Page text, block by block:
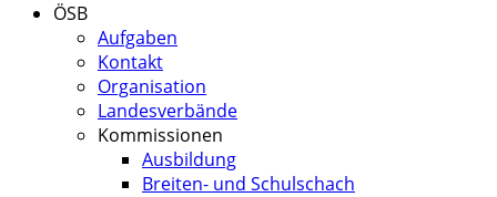
ÖSB
Aufgaben
Kontakt
Organisation
Landesverbände
Kommissionen
Ausbildung
Breiten- und Schulschach